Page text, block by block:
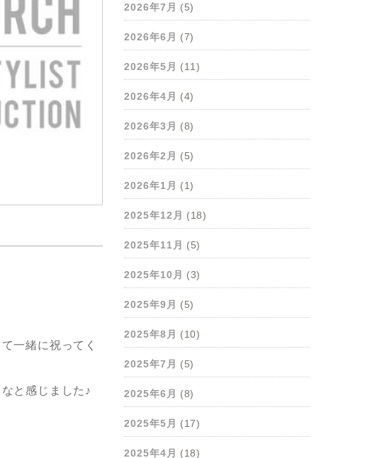
一緒に祝ってく
と感じました♪
2026年7月 (5)
2026年6月 (7)
2026年5月 (11)
2026年4月 (4)
2026年3月 (8)
2026年2月 (5)
2026年1月 (1)
2025年12月 (18)
2025年11月 (5)
2025年10月 (3)
2025年9月 (5)
2025年8月 (10)
2025年7月 (5)
2025年6月 (8)
2025年5月 (17)
2025年4月 (18)